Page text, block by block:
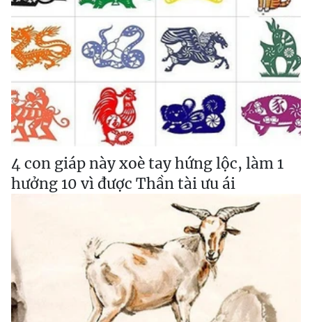
4 con giáp này xoè tay hứng lộc, làm 1
hưởng 10 vì được Thần tài ưu ái